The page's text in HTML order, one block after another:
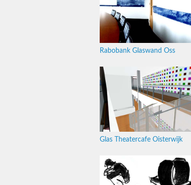
Rabobank Glaswand Oss
Glas Theatercafe Oisterwijk